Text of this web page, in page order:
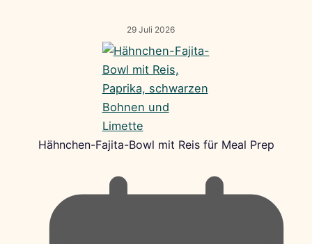
29 Juli 2026
Hähnchen-Fajita-Bowl mit Reis für Meal Prep